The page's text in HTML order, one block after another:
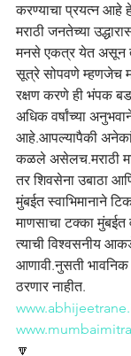
करण्याचा प्रयत्न आहे
मराठी जनतेच्या
मनसे एकत्र येत असून
सूत्रे सोपवणे म्हणजेच
रक्षण करणे ही भंपक
अधिक वर्षांच्या
आहे.आपल्यापैकी
कळले असेलच.मराठी
तर शिवसेना उबाठा
मुंबईत स्वाभिमानाने
माणसाचा टक्का मुंबईत
त्याची विश्वसनीय
आणावी.नुसती
ठरणार नाहीत.
🔽